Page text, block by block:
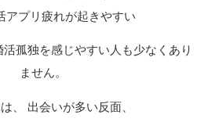
アプリ疲れが起きやすい
孤独を感じやすい人も少なくあり
ません。
、 出会いが多い反面、